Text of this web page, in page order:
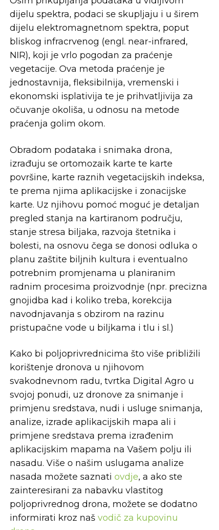
dijelu spektra, podaci se skupljaju i u širem
dijelu elektromagnetnom spektra, poput
bliskog infracrvenog (engl. near-infrared,
NIR), koji je vrlo pogodan za praćenje
vegetacije. Ova metoda praćenje je
jednostavnija, fleksibilnija, vremenski i
ekonomski isplativija te je prihvatljivija za
očuvanje okoliša, u odnosu na metode
praćenja golim okom.
Obradom podataka i snimaka drona,
izrađuju se ortomozaik karte te karte
površine, karte raznih vegetacijskih indeksa,
te prema njima aplikacijske i zonacijske
karte. Uz njihovu pomoć moguć je detaljan
pregled stanja na kartiranom području,
stanje stresa biljaka, razvoja štetnika i
bolesti, na osnovu čega se donosi odluka o
planu zaštite biljnih kultura i eventualno
potrebnim promjenama u planiranim
radnim procesima proizvodnje (npr. precizna
gnojidba kad i koliko treba, korekcija
navodnjavanja s obzirom na razinu
pristupačne vode u biljkama i tlu i sl.)
Kako bi poljoprivrednicima što više približili
korištenje dronova u njihovom
svakodnevnom radu, tvrtka Digital Agro u
svojoj ponudi, uz dronove za snimanje i
primjenu sredstava, nudi i usluge snimanja,
analize, izrade aplikacijskih mapa ali i
primjene sredstava prema izrađenim
aplikacijskim mapama na Vašem polju ili
nasadu. Više o našim uslugama analize
nasada možete saznati ovdje, a ako ste
zainteresirani za nabavku vlastitog
poljoprivrednog drona, možete se dodatno
informirati kroz naš vodič za kupovinu